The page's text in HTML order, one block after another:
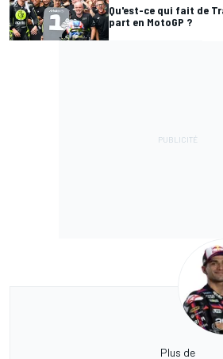
Qu'est-ce qui fait de
part en MotoGP ?
Plus de